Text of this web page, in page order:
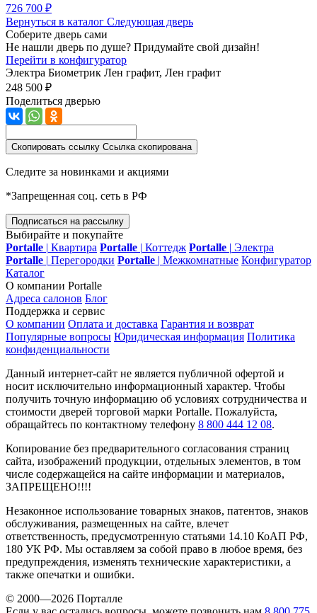
726 700 ₽
Вернуться в каталог Следующая дверь
Соберите дверь сами
Не нашли дверь по душе? Придумайте свой дизайн!
Перейти в конфигуратор
Электра Биометрик Лен графит, Лен графит
248 500 ₽
Поделиться дверью
Скопировать ссылку Ссылка скопирована
Следите за новинками и акциями
*Запрещенная соц. сеть в РФ
Подписаться на рассылку
Выбирайте и покупайте
Portalle | Квартира Portalle | Коттедж Portalle | Электра
Portalle | Перегородки Portalle | Межкомнатные Конфигуратор
Каталог
О компании Portalle
Адреса салонов Блог
Поддержка и сервис
О компании Оплата и доставка Гарантия и возврат
Популярные вопросы Юридическая информация Политика
конфиденциальности
Данный интернет-сайт не является публичной офертой и
носит исключительно информационный характер. Чтобы
получить точную информацию об условиях сотрудничества и
стоимости дверей торговой марки Portalle. Пожалуйста,
обращайтесь по контактному телефону 8 800 444 12 08.
Копирование без предварительного согласования страниц
сайта, изображений продукции, отдельных элементов, в том
числе содержащейся на сайте информации и материалов,
ЗАПРЕЩЕНО!!!!
Незаконное использование товарных знаков, патентов, знаков
обслуживания, размещенных на сайте, влечет
ответственность, предусмотренную статьями 14.10 КоАП РФ,
180 УК РФ. Мы оставляем за собой право в любое время, без
предупреждения, изменять технические характеристики, а
также опечатки и ошибки.
© 2000—2026 Порталле